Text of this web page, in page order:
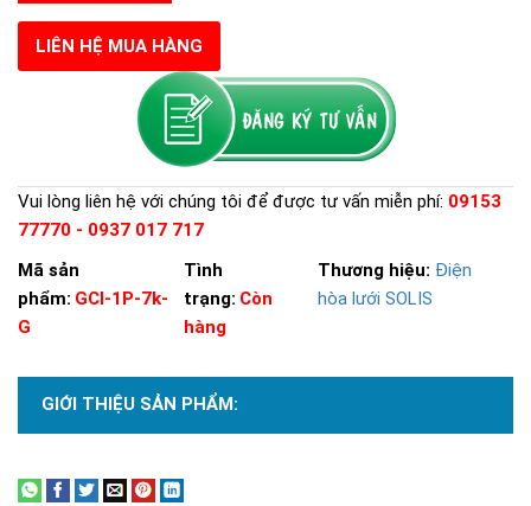
LIÊN HỆ MUA HÀNG
Vui lòng liên hệ với chúng tôi để được tư vấn miễn phí: 09153
77770 - 0937 017 717
Mã sản
phẩm: GCI-1P-7k-
G
Tình
trạng: Còn
hàng
Thương hiệu: Điện
hòa lưới SOLIS
GIỚI THIỆU SẢN PHẨM:Xem thêm